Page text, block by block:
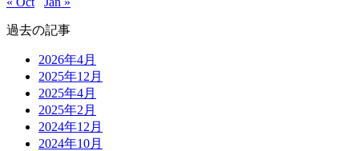
過去の記事
2026年4月
2025年12月
2025年4月
2025年2月
2024年12月
2024年10月